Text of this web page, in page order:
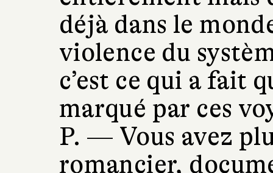
déjà dans le
violence du
c’est ce qui a fait
marqué par ces
P. — Vous avez
romancier,